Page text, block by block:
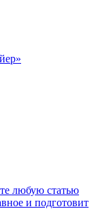
любую статью
и подготовит